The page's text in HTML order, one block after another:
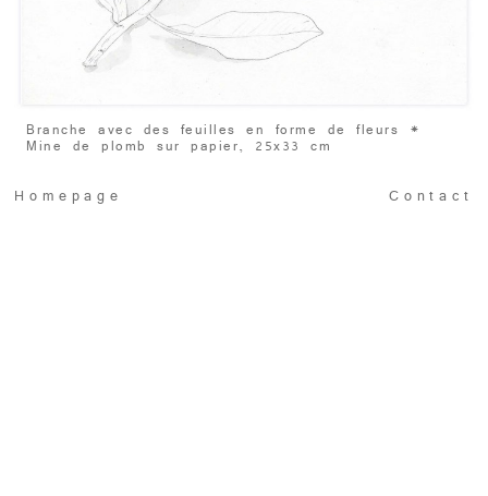
Branche avec des feuilles en forme de fleurs *
Mine de plomb sur papier, 25x33 cm
Homepage Contact